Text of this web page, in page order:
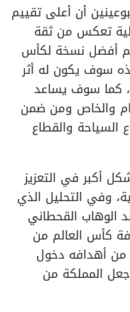
أن أعلى تقييم
تعكس من ثقة
أفضل نسخة لكأس
سوف يكون له أثر
كما سوف يساعد
والخاص ومن ضمن
والقطاع
أكبر في التعزيز
وفي التحليل الذي
الوهاب القحطاني
كأس العالم من
من أهدافه دخول
المملكة من